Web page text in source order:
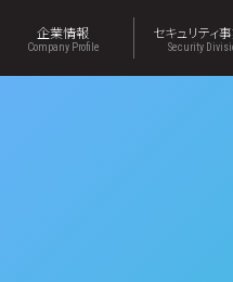
企業情報
Company Profile
セキュリティ
Security